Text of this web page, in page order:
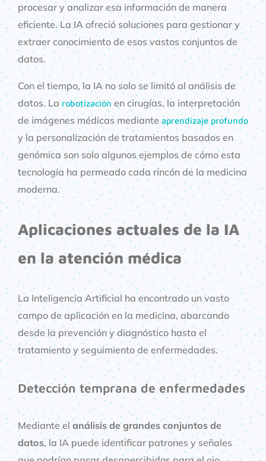
procesar y analizar esa información de manera
eficiente. La IA ofreció soluciones para gestionar y
extraer conocimiento de esos vastos conjuntos de
datos.
Con el tiempo, la IA no solo se limitó al análisis de
datos. Larobotización en cirugías, la interpretación
de imágenes médicas medianteaprendizaje profundo
y la personalización de tratamientos basados en
genómica son solo algunos ejemplos de cómo esta
tecnología ha permeado cada rincón de la medicina
moderna.
Aplicaciones actuales de la IA
en la atención médica
La Inteligencia Artificial ha encontrado un vasto
campo de aplicación en la medicina, abarcando
desde la prevención y diagnóstico hasta el
tratamiento y seguimiento de enfermedades.
Detección temprana de enfermedades
Mediante el análisis de grandes conjuntos de
datos, la IA puede identificar patrones y señales